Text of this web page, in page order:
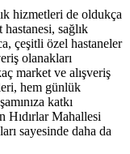
hizmetleri de oldukça
sağlık
çeşitli özel hastaneler
olanakları
market ve alışveriş
hem günlük
katkı
Hıdırlar Mahallesi
sayesinde daha da